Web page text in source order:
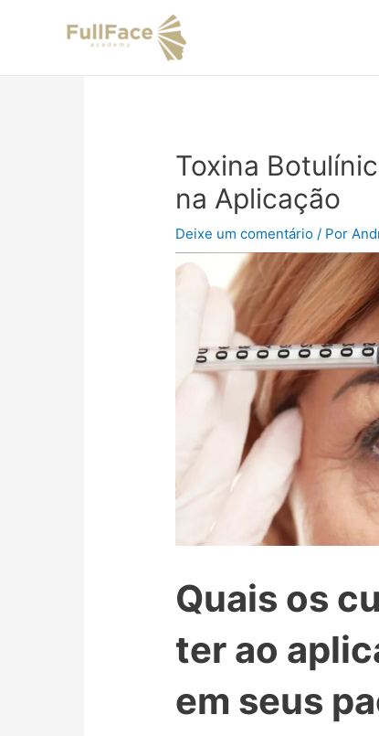
Toxina
na Aplicação
Deixe um comentário / Por
Quais os
ter ao
em seus
de
Post